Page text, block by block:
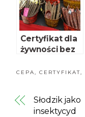
Certyfikat dla
żywności bez
CEPA,CERTYFIKAT,
Słodzik jako
insektycyd